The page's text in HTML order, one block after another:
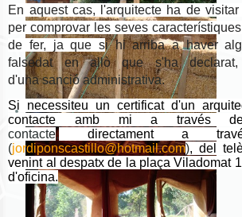
En aquest cas, l'arquitecte ha de
per comprovar les seves
defer, ja que si hi arriba a haver
falsedat en allò que s'ha
d'unasanció administrativa.
Si necessiteu un certificat d'un
contacte amb mi a través
contacte, directament a
(jordiponscastillo@hotmail.com), del
venint al despatx de la plaça Viladomat
d'oficina.